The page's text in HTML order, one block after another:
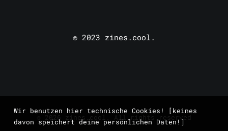
© 2023 zines.cool.
© 2026 zines.cool. All rights reserved
Wir benutzen hier technische Cookies! [keines
davon speichert deine persönlichen Daten!]